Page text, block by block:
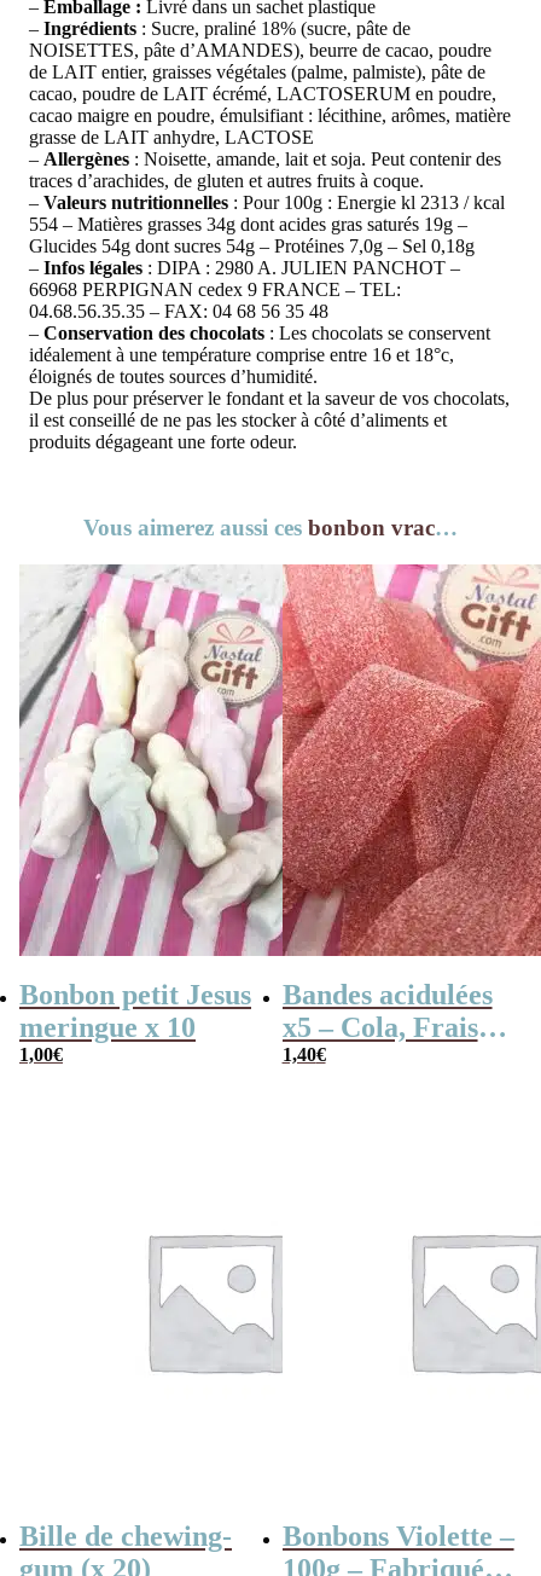
– Emballage : Livré dans un sachet plastique
– Ingrédients : Sucre, praliné 18% (sucre, pâte de
NOISETTES, pâte d’AMANDES), beurre de cacao, poudre
de LAIT entier, graisses végétales (palme, palmiste), pâte de
cacao, poudre de LAIT écrémé, LACTOSERUM en poudre,
cacao maigre en poudre, émulsifiant : lécithine, arômes, matière
grasse de LAIT anhydre, LACTOSE
– Allergènes : Noisette, amande, lait et soja. Peut contenir des
traces d’arachides, de gluten et autres fruits à coque.
– Valeurs nutritionnelles : Pour 100g : Energie kl 2313 / kcal
554 – Matières grasses 34g dont acides gras saturés 19g –
Glucides 54g dont sucres 54g – Protéines 7,0g – Sel 0,18g
– Infos légales : DIPA : 2980 A. JULIEN PANCHOT –
66968 PERPIGNAN cedex 9 FRANCE – TEL:
04.68.56.35.35 – FAX: 04 68 56 35 48
– Conservation des chocolats : Les chocolats se conservent
idéalement à une température comprise entre 16 et 18°c,
éloignés de toutes sources d’humidité.
De plus pour préserver le fondant et la saveur de vos chocolats,
il est conseillé de ne pas les stocker à côté d’aliments et
produits dégageant une forte odeur.
Vous aimerez aussi ces bonbon vrac…
Bonbon petit Jesus
meringue x 10
1,00€
Bandes acidulées
x5 – Cola, Fraise,
Framboise,
1,40€
Bille de chewing-
gum (x 20)
Bonbons Violette –
100g – Fabriqués